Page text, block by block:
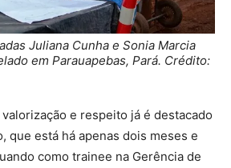
Juliana Cunha e Sonia Marcia
em Parauapebas, Pará. Crédito:
e respeito já é destacado
que está há apenas dois meses e
como trainee na Gerência de